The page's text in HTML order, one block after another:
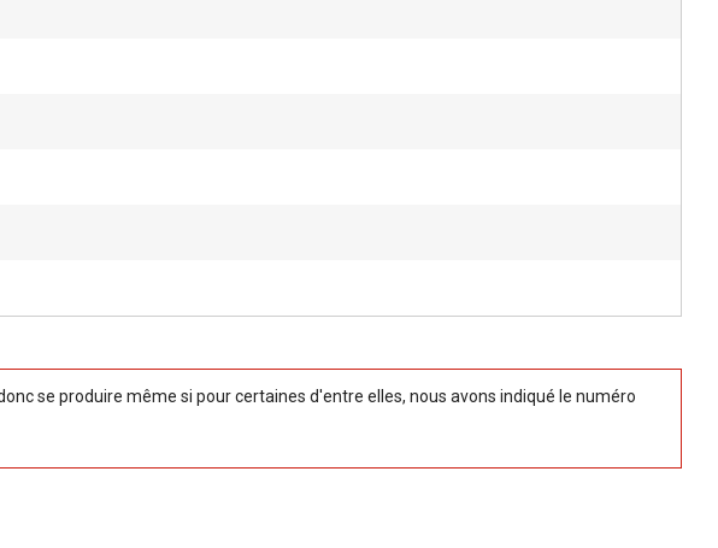
se produire même si pour certaines d'entre elles, nous avons indiqué le numéro